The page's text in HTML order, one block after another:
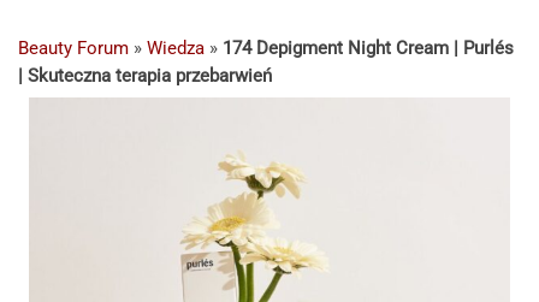
Beauty Forum » Wiedza » 174 Depigment Night Cream | Purlés
| Skuteczna terapia przebarwień